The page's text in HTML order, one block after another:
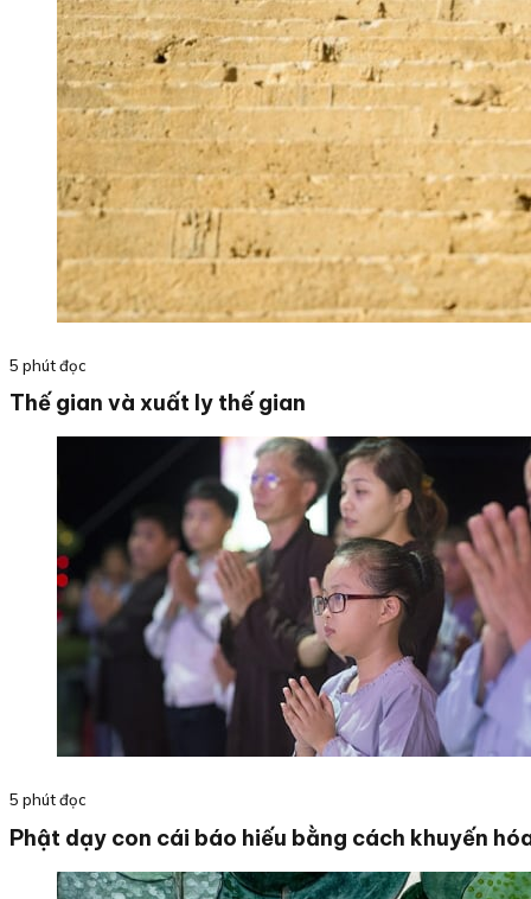
5 phút đọc
Thế gian và xuất ly thế gian
5 phút đọc
Phật dạy con cái báo hiếu bằng cách khuyến